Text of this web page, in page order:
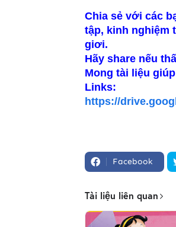
Chia sẻ với các
tập, kinh nghiệm
giơi.
Hãy share nếu
Mong tài liệu
Links:
https://
Facebook
Tài liệu liên quan